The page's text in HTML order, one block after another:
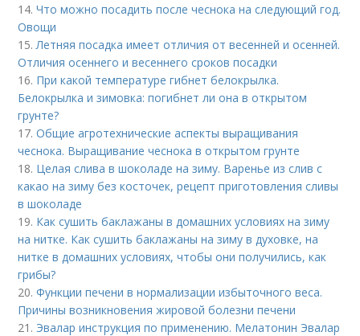
14.Что можно посадить после чеснока на следующий год.
Овощи
15.Летняя посадка имеет отличия от весенней и осенней.
Отличия осеннего и весеннего сроков посадки
16. При какой температуре гибнет белокрылка.
Белокрылка и зимовка: погибнет ли она в открытом
грунте?
17.Общие агротехнические аспекты выращивания
чеснока. Выращивание чеснока в открытом грунте
18. Целая слива в шоколаде на зиму. Варенье из слив с
какао на зиму без косточек, рецепт приготовления сливы
в шоколаде
19. Как сушить баклажаны в домашних условиях на зиму
на нитке. Как сушить баклажаны на зиму в духовке, на
нитке в домашних условиях, чтобы они получились, как
грибы?
20.Функции печени в нормализации избыточного веса.
Причины возникновения жировой болезни печени
21. Эвалар инструкция по применению. Мелатонин Эвалар